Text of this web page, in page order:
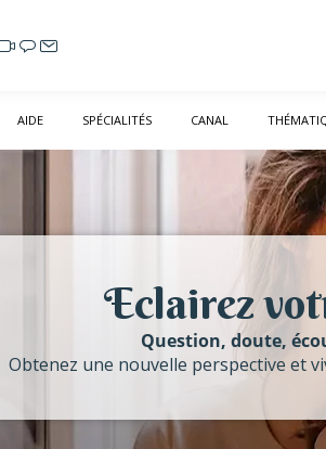
AIDE SPÉCIALITÉS CANAL
Eclairez
Question, doute,
Obtenez une nouvelle perspective et